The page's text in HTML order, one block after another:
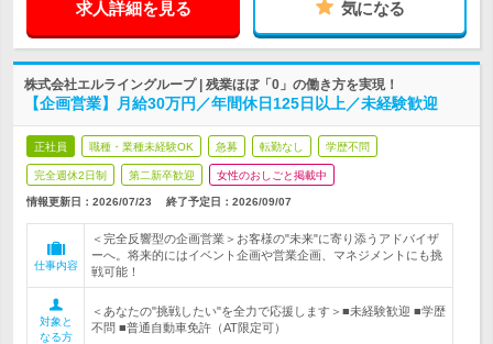
求人詳細を見る 気になる
株式会社エルライングループ | 残業ほぼ「0」の働き方を実現！
【企画営業】月給30万円／年間休日125日以上／未経験歓迎
正社員 職種・業種未経験OK 急募 転勤なし 学歴不問
完全週休2日制 第二新卒歓迎 女性のおしごと掲載中
情報更新日：2026/07/23 終了予定日： 2026/09/07
仕事内容
＜完全反響型の企画営業＞お客様の"未来"に寄り添うアドバイザ
ーへ。将来的にはイベント企画や営業企画、マネジメントにも挑
戦可能！
対象と
なる方
＜あなたの"挑戦したい"を全力で応援します＞■未経験歓迎 ■学歴
不問 ■普通自動車免許（AT限定可）